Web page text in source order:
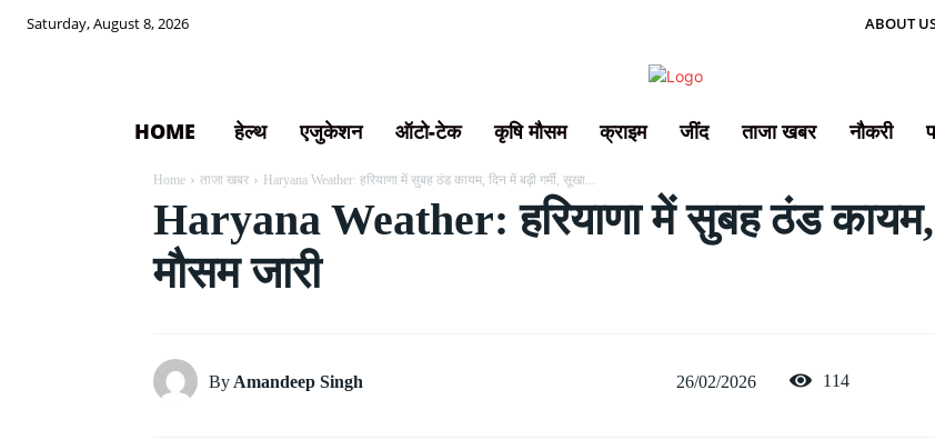
Saturday, August 8, 2026 ABOUT
HOME हेल्थ एजुकेशन ऑटो-टेक कृषि मौसम क्राइम जींद ताजा खबर नौकरी
Home ताजा खबर Haryana Weather: हरियाणा में सुबह ठंड कायम, दिन में बढ़ी गर्मी, सूखा...
Haryana Weather: हरियाणा में सुबह ठंड कायम,
मौसम जारी
By Amandeep Singh 26/02/2026 114